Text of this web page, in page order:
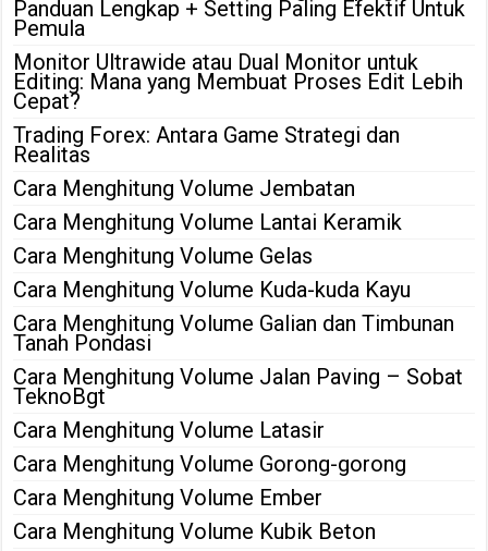
Panduan Lengkap + Setting Paling Efektif Untuk
Pemula
Monitor Ultrawide atau Dual Monitor untuk
Editing: Mana yang Membuat Proses Edit Lebih
Cepat?
Trading Forex: Antara Game Strategi dan
Realitas
Cara Menghitung Volume Jembatan
Cara Menghitung Volume Lantai Keramik
Cara Menghitung Volume Gelas
Cara Menghitung Volume Kuda-kuda Kayu
Cara Menghitung Volume Galian dan Timbunan
Tanah Pondasi
Cara Menghitung Volume Jalan Paving – Sobat
TeknoBgt
Cara Menghitung Volume Latasir
Cara Menghitung Volume Gorong-gorong
Cara Menghitung Volume Ember
Cara Menghitung Volume Kubik Beton